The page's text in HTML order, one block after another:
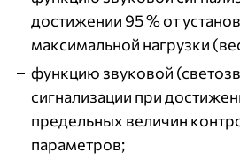
достижении 95 % от
максимальной нагрузки
функцию звуковой
сигнализации при
предельных величин
параметров;